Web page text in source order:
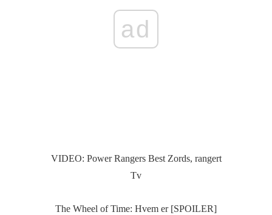
ad
VIDEO: Power Rangers Best Zords, rangert
Tv
The Wheel of Time: Hvem er [SPOILER]